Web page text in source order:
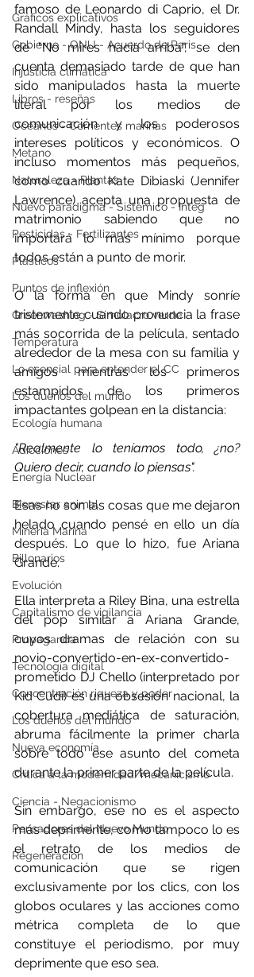
Gráficos explicativos
Gobierno - ONU - Acuerdo de Paris
Injusticia climática
Libros - reseñas
Océanos - Corrientes marinas
Metano
Naturaleza - Plantas
Nuevo paradigma - Sistémico - Integ
Pesticidas - Fertilizantes
Plásticos
Puntos de inflexión
Greenwashing - Simulacro verde
Temperatura
Lo esencial para entender el CC
Los dueños del mundo
Ecología humana
Adicciones
Energía Nuclear
Bienestar animal
Minería Marina
Billonarios
Evolución
Capitalismo de vigilancia
Propaganda
Tecnología digital
Concentración riqueza y poder
Los dueños del mundo
Nueva economía
Crítica a la modernidad/mecanicismo
Ciencia - Negacionismo
Pensadores del Nuevo Mundo
Regeneración
famoso de Leonardo di Caprio, el Dr.
Randall Mindy, hasta los seguidores
de "No mires hacia arriba", se den
cuenta demasiado tarde de que han
sido manipulados hasta la muerte
literal por los medios de
comunicación y los poderosos
intereses políticos y económicos. O
incluso momentos más pequeños,
como cuando Kate Dibiaski (Jennifer
Lawrence) acepta una propuesta de
matrimonio sabiendo que no
importará lo más mínimo porque
todos están a punto de morir.
O la forma en que Mindy sonríe
tristemente cuando pronuncia la frase
más socorrida de la película, sentado
alrededor de la mesa con su familia y
amigos mientras los primeros
estampidos de los primeros
impactantes golpean en la distancia:
"Realmente lo teníamos todo, ¿no?
Quiero decir, cuando lo piensas".
Esas no son las cosas que me dejaron
helado cuando pensé en ello un día
después. Lo que lo hizo, fue Ariana
Grande.
Ella interpreta a Riley Bina, una estrella
del pop similar a Ariana Grande,
cuyos dramas de relación con su
novio-convertido-en-ex-convertido-
prometido DJ Chello (interpretado por
Kid Cudi) es una obsesión nacional, la
cobertura mediática de saturación,
abruma fácilmente la primer charla
sobre todo ese asunto del cometa
durante la primer parte de la película.
Sin embargo, ese no es el aspecto
más deprimente, como tampoco lo es
el retrato de los medios de
comunicación que se rigen
exclusivamente por los clics, con los
globos oculares y las acciones como
métrica completa de lo que
constituye el periodismo, por muy
deprimente que eso sea.